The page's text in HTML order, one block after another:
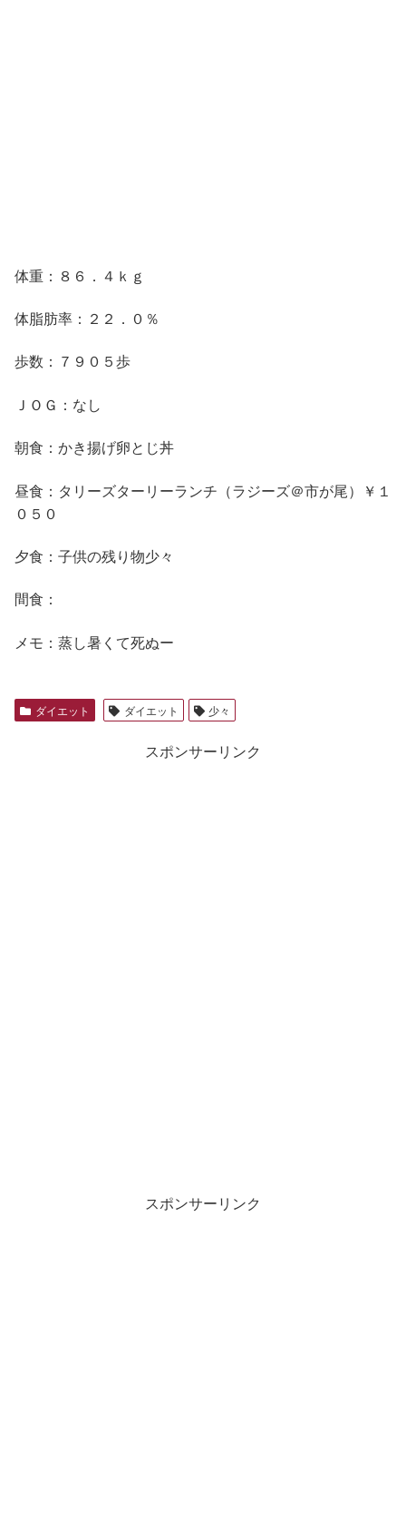
体重：８６．４ｋｇ
体脂肪率：２２．０％
歩数：７９０５歩
ＪＯＧ：なし
朝食：かき揚げ卵とじ丼
昼食：タリーズターリーランチ（ラジーズ＠市が尾）￥１
０５０
夕食：子供の残り物少々
間食：
メモ：蒸し暑くて死ぬー
ダイエット ダイエット 少々
スポンサーリンク
スポンサーリンク